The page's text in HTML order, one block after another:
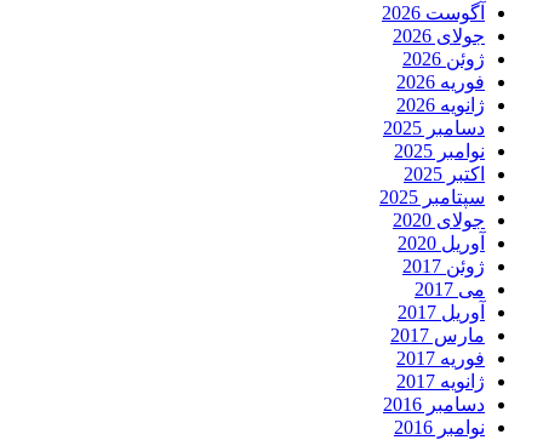
آگوست 2026
جولای 2026
ژوئن 2026
فوریه 2026
ژانویه 2026
دسامبر 2025
نوامبر 2025
اکتبر 2025
سپتامبر 2025
جولای 2020
آوریل 2020
ژوئن 2017
می 2017
آوریل 2017
مارس 2017
فوریه 2017
ژانویه 2017
دسامبر 2016
نوامبر 2016